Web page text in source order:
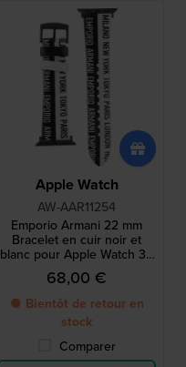
Apple Watch
AW-AAR11254
Emporio Armani 22 mm
Bracelet en cuir noir et
blanc pour Apple Watch 38
mm
68,00 €
● Bientôt de retour en
stock
Comparer